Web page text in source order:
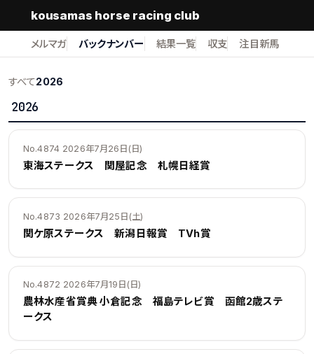
kousamas horse racing club
メルマガ バックナンバー 結果一覧 収支 注目新馬
すべて2026
2026
No.4874 2026年7月26日(日)
東海ステークス 関屋記念 札幌日経賞
No.4873 2026年7月25日(土)
関ケ原ステークス 新潟日報賞 TVh賞
No.4872 2026年7月19日(日)
農林水産省賞典 小倉記念 福島テレビ賞 函館2歳ステ
ークス